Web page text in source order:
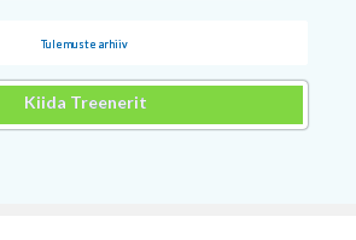
Tulemuste arhiiv
Kiida Treenerit